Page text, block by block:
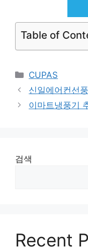
Table of
Categories
CUPAS
신일에어컨선
이마트냉풍기
검색
Recent